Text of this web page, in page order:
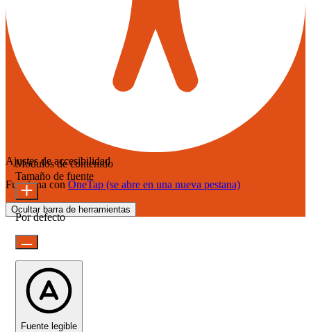
Ajustes de accesibilidad
Funciona con OneTap (se abre en una nueva pestana)
Ocultar barra de herramientas
Módulos de contenido
Tamaño de fuente
Por defecto
Fuente legible